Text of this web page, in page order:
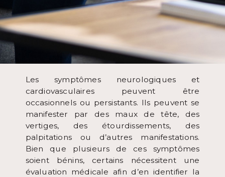
Les symptômes neurologiques et
cardiovasculaires peuvent être
occasionnels ou persistants. Ils peuvent se
manifester par des maux de tête, des
vertiges, des étourdissements, des
palpitations ou d’autres manifestations.
Bien que plusieurs de ces symptômes
soient bénins, certains nécessitent une
évaluation médicale afin d’en identifier la